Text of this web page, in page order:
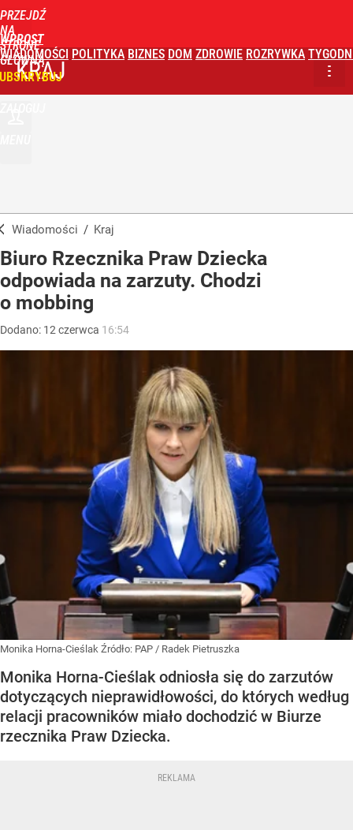
PRZEJDŹ
NA
STRONĘ
GŁÓWNĄ
WPROST
WIADOMOŚCI POLITYKA BIZNES DOM ZDROWIE ROZRYWKA
KRAJ
Wiadomości / Kraj
Biuro Rzecznika Praw Dziecka
odpowiada na zarzuty. Chodzi
o mobbing
Dodano: 12 czerwca 16:54
Monika Horna-Cieślak Źródło: PAP / Radek Pietruszka
Monika Horna-Cieślak odniosła się do zarzutów
dotyczących nieprawidłowości, do których według
relacji pracowników miało dochodzić w Biurze
rzecznika Praw Dziecka.